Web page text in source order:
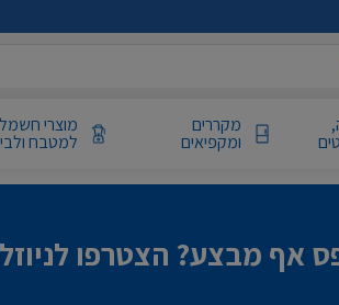
מקררים
ומקפיאים
מוצרי חשמל
למטבח
אף מבצע? הצטרפו